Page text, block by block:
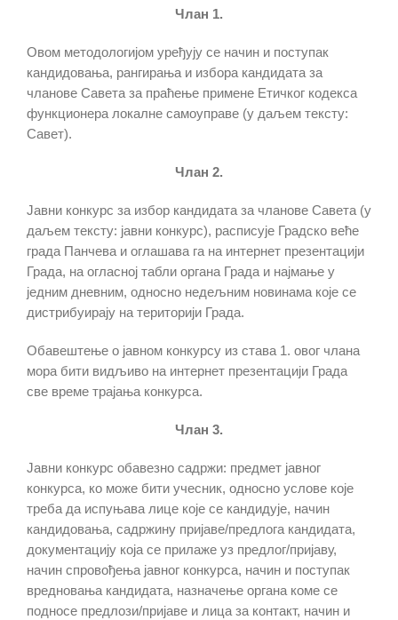
Члан 1.
Овом методологијом уређују се начин и поступак
кандидовања, рангирања и избора кандидата за
чланове Савета за праћење примене Етичког кодекса
функционера локалне самоуправе (у даљем тексту:
Савет).
Члан 2.
Јавни конкурс за избор кандидата за чланове Савета (у
даљем тексту: јавни конкурс), расписује Градско веће
града Панчева и оглашава га на интернет презентацији
Града, на огласној табли органа Града и најмање у
једним дневним, односно недељним новинама које се
дистрибуирају на територији Града.
Oбавештење о јавном конкурсу из става 1. овог члана
мора бити видљиво на интернет презентацији Града
све време трајања конкурса.
Члан 3.
Јавни конкурс обавезно садржи: предмет јавног
конкурса, ко може бити учесник, односно услове које
треба да испуњава лице које се кандидује, начин
кандидовања, садржину пријаве/предлога кандидата,
документацију која се прилаже уз предлог/пријаву,
начин спровођења јавног конкурса, начин и поступак
вредновања кандидата, назначење органа коме се
подносе предлози/пријаве и лица за контакт, начин и